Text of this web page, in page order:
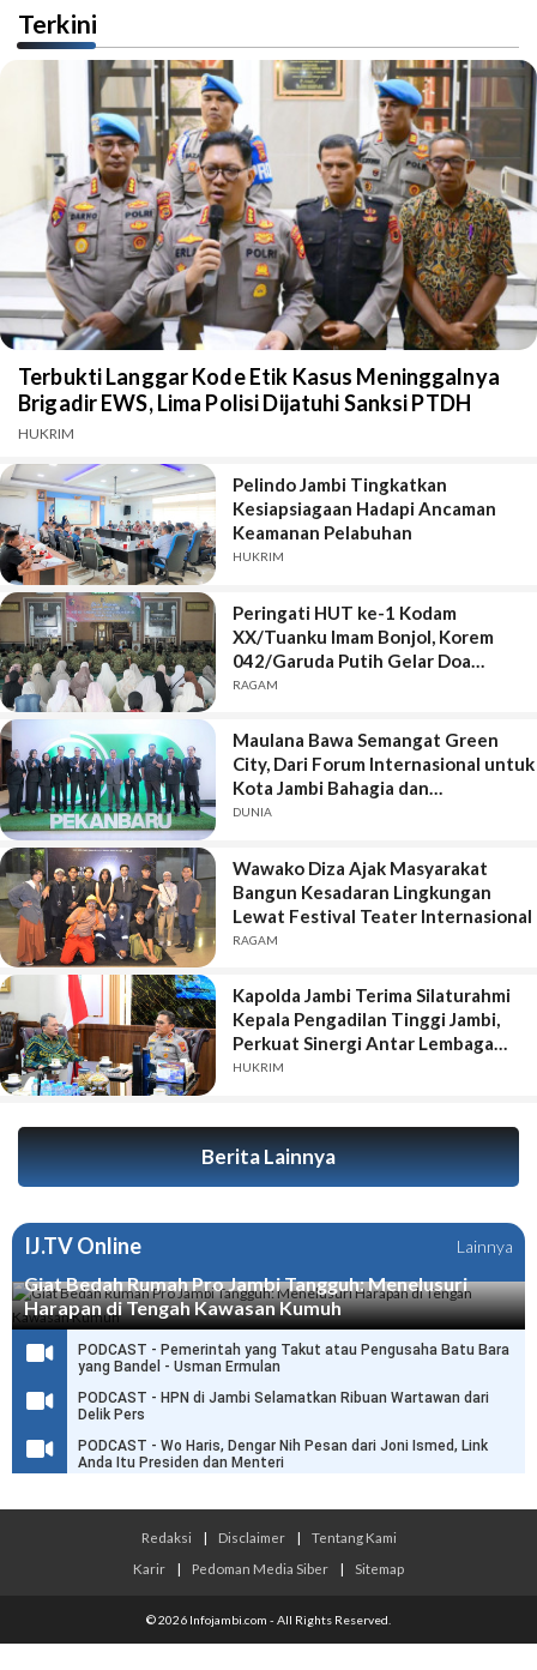
Terkini
Terbukti Langgar Kode Etik Kasus Meninggalnya
Brigadir EWS, Lima Polisi Dijatuhi Sanksi PTDH
HUKRIM
Pelindo Jambi Tingkatkan
Kesiapsiagaan Hadapi Ancaman
Keamanan Pelabuhan
HUKRIM
Peringati HUT ke-1 Kodam
XX/Tuanku Imam Bonjol, Korem
042/Garuda Putih Gelar Doa
Bersama
RAGAM
Maulana Bawa Semangat Green
City, Dari Forum Internasional untuk
Kota Jambi Bahagia dan
Berkelanjutan
DUNIA
Wawako Diza Ajak Masyarakat
Bangun Kesadaran Lingkungan
Lewat Festival Teater Internasional
RAGAM
Kapolda Jambi Terima Silaturahmi
Kepala Pengadilan Tinggi Jambi,
Perkuat Sinergi Antar Lembaga
Penegak Hukum
HUKRIM
Berita Lainnya
IJ.TV Online Lainnya
Giat Bedah Rumah Pro Jambi Tangguh: Menelusuri
Harapan di Tengah Kawasan Kumuh
PODCAST - Pemerintah yang Takut atau Pengusaha Batu Bara
yang Bandel - Usman Ermulan
PODCAST - HPN di Jambi Selamatkan Ribuan Wartawan dari
Delik Pers
PODCAST - Wo Haris, Dengar Nih Pesan dari Joni Ismed, Link
Anda Itu Presiden dan Menteri
Redaksi | Disclaimer |
Tentang Kami
Karir
| Pedoman Media Siber | Sitemap
© 2026 Infojambi.com - All Rights Reserved.